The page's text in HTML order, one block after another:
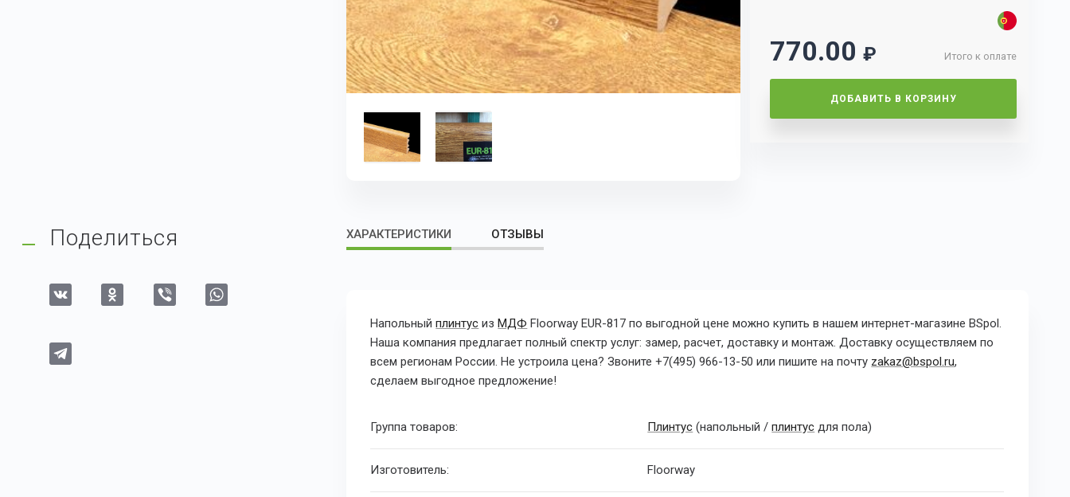
Итого к оплате
770.00 ₽
ДОБАВИТЬ В КОРЗИНУ
ХАРАКТЕРИСТИКИ ОТЗЫВЫ
Напольныйплинтус изМДФ Floorway EUR-817по выгодной цене можно купить в нашем интернет-магазине BSpol.
Наша компания предлагает полный спектр услуг: замер, расчет, доставку и монтаж. Доставку осуществляем по
всем регионам России. Не устроила цена? Звоните +7(495) 966-13-50 или пишите на почту zakaz@bspol.ru,
сделаем выгодное предложение!
Группа товаров: Плинтус (напольный /плинтус для пола)
Изготовитель: Floorway
Поделиться